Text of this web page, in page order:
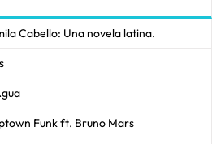
Cabello: Una novela latina.
Funk ft. Bruno Mars